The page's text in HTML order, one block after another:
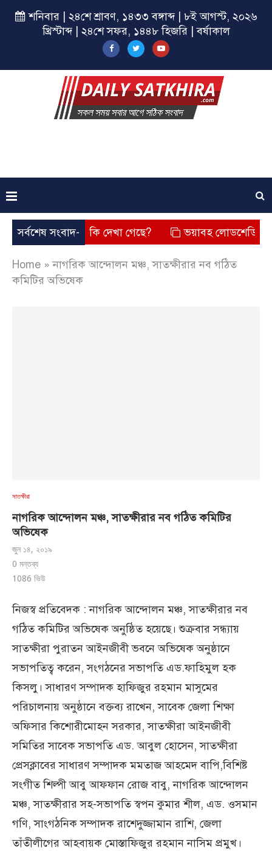
শনিবার | ২৪শে শ্রাবণ, ১৪৩৩ বঙ্গাব্দ | ৮ই আগস্ট, ২০২৬
খ্রিস্টাব্দ | ২৪শে সফর, ১৪৪৮ হিজরি | বর্ষাকাল
সর্বশেষ সংবাদ-
চেহারা কি দেখা গেছে? ভয়াবহ লোডশেডিং, বিদ্যুত –
Home »নাগরিক আন্দোলন মঞ্চ, সাতক্ষীরার নব গঠিত
কমিটির অভিষেক
সাতক্ষীরা
নাগরিক আন্দোলন মঞ্চ, সাতক্ষীরার নব গঠিত কমিটির
অভিষেক
জুন ১৪, ২০১৯
0 মন্তব্য
1086 ভিউ
নিজস্ব প্রতিবেদক : নাগরিক আন্দোলন মঞ্চ, সাতক্ষীরার নব
গঠিত কমিটির অভিষেক অনুষ্ঠিত হয়েছে। শুক্রবার সন্ধ্যায়
সাতক্ষীরা পুরাতন আইনজীবী ভবনে অভিষেক অনুষ্ঠানে
সভাপতিত্ব করেন, সংগঠনের সভাপতি এড.ফাহিমুল হক
কিসলু। সাধারণ সম্পাদক হাফিজুর রহমান মাসুমের
পরিচালনায় অনুষ্ঠানে বক্তব্য রাখেন, সাবেক জেলা শিক্ষা
অফিসার কিশোরীমোহন সরকার, সাতক্ষীরা আইনজীবী
সমিতির সাবেক সভাপতি এড. আবুল হোসেন, সাতক্ষীরা
প্রেসক্লাবের সাধারণ সম্পাদক মমতাজ আহমেদ বাপি,বিশিষ্ট
সংগীত শিল্পী আবু আফফান রোজ বাবু, নাগরিক আন্দোলন
মঞ্চ, সাতক্ষীরার সহ-সভাপতি স্বপন কুমার শীল, এড. ওসমান
গণি, সাংগঠনিক সম্পাদক রাশেদুজ্জামান রাশি, জেলা
তাঁতীলীগের আহবায়ক মোস্তাফিজুর রহমান নাসিম প্রমুখ।